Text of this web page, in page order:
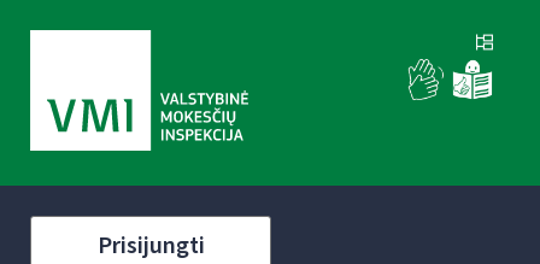
Prisijungti